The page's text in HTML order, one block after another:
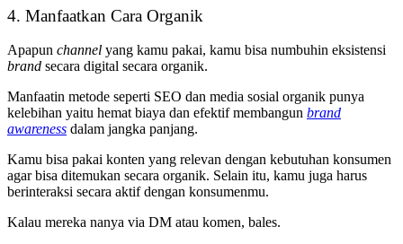
4. Manfaatkan Cara Organik
Apapun channel yang kamu pakai, kamu bisa numbuhin eksistensi
brand secara digital secara organik.
Manfaatin metode seperti SEO dan media sosial organik punya
kelebihan yaitu hemat biaya dan efektif membangun brand
awareness dalam jangka panjang.
Kamu bisa pakai konten yang relevan dengan kebutuhan konsumen
agar bisa ditemukan secara organik. Selain itu, kamu juga harus
berinteraksi secara aktif dengan konsumenmu.
Kalau mereka nanya via DM atau komen, bales.